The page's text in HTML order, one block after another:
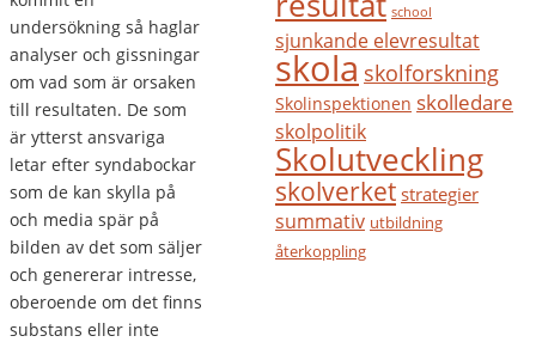
undersökning så haglar
analyser och gissningar
om vad som är orsaken
till resultaten. De som
är ytterst ansvariga
letar efter syndabockar
som de kan skylla på
och media spär på
bilden av det som säljer
och genererar intresse,
oberoende om det finns
substans eller inte
school
sjunkande elevresultat
skola skolforskning
Skolinspektionen skolledare
skolpolitik
Skolutveckling
skolverket strategier
summativ utbildning
återkoppling